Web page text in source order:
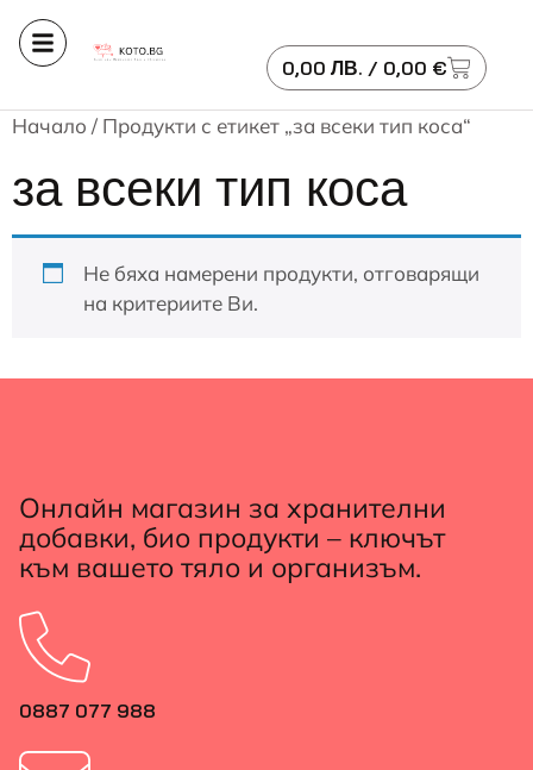
0,00 ЛВ. / 0,00 €
Начало / Продукти с етикет „за всеки тип коса“
за всеки тип коса
Не бяха намерени продукти, отговарящи
на критериите Ви.
Онлайн магазин за хранителни
добавки, био продукти – ключът
към вашето тяло и организъм.
0887 077 988